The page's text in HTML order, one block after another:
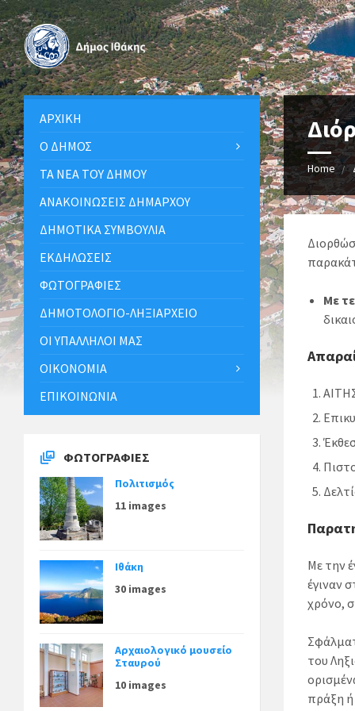
Home
Με
Με την
έγιναν
χρόνο,
του
πράξη ή
ΑΡΧΙΚΉ
Ο ΔΉΜΟΣ
ΤΑ ΝΈΑ ΤΟΥ ΔΉΜΟΥ
ΑΝΑΚΟΙΝΩΣΕΙΣ ΔΗΜΑΡΧΟΥ
ΔΗΜΟΤΙΚΆ ΣΥΜΒΟΎΛΙΑ
ΕΚΔΗΛΏΣΕΙΣ
ΦΩΤΟΓΡΑΦΊΕΣ
ΔΗΜΟΤΟΛΌΓΙΟ-ΛΗΞΙΑΡΧΕΊΟ
ΟΙ ΥΠΆΛΛΗΛΟΙ ΜΑΣ
ΟΙΚΟΝΟΜΊΑ
ΕΠΙΚΟΙΝΩΝΊΑ
ΦΩΤΟΓΡΑΦΊΕΣ
Πολιτισμός
11 images
Ιθάκη
30 images
Αρχαιολογικό μουσείο
Σταυρού
10 images